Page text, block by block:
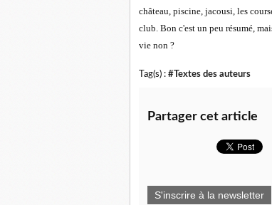
château, piscine, jacousi, les
club. Bon c'est un peu résumé,
vie non ?
Tag(s) : #Textes des auteurs
Partager cet article
S'inscrire à la newsletter